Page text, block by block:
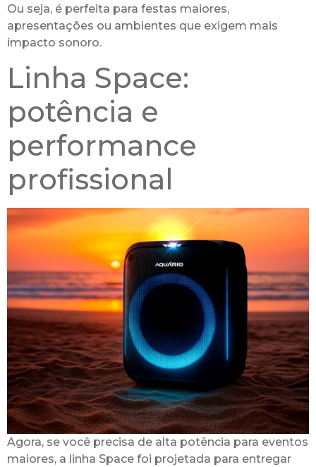
Ou seja, é perfeita para festas maiores,
apresentações ou ambientes que exigem mais
impacto sonoro.
Linha Space:
potência e
performance
profissional
Agora, se você precisa de alta potência para eventos
maiores, a linha Space foi projetada para entregar